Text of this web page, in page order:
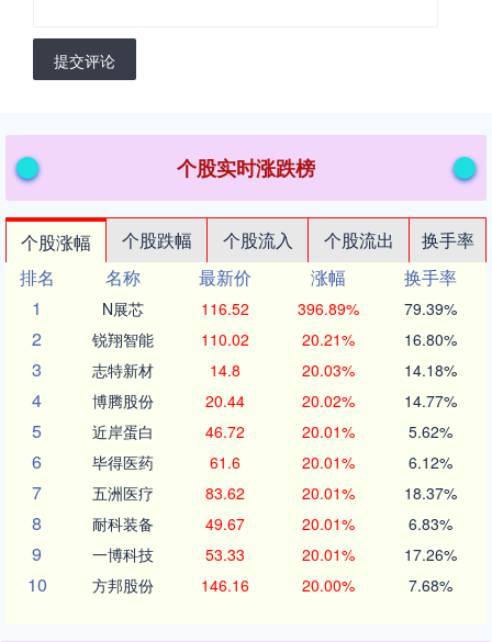
提交评论
个股实时涨跌榜
个股涨幅 个股跌幅 个股流入 个股流出
换手率
排名
名称 最新价 涨幅
换手率
1
N展芯 116.52 396.89% 79.39%
2 锐翔智能 110.02 20.21% 16.80%
3 志特新材 14.8 20.03% 14.18%
4 博腾股份 20.44 20.02% 14.77%
5 近岸蛋白 46.72 20.01% 5.62%
6 毕得医药 61.6 20.01% 6.12%
7 五洲医疗 83.62 20.01% 18.37%
8 耐科装备 49.67 20.01% 6.83%
9 一博科技 53.33 20.01% 17.26%
10 方邦股份 146.16 20.00% 7.68%